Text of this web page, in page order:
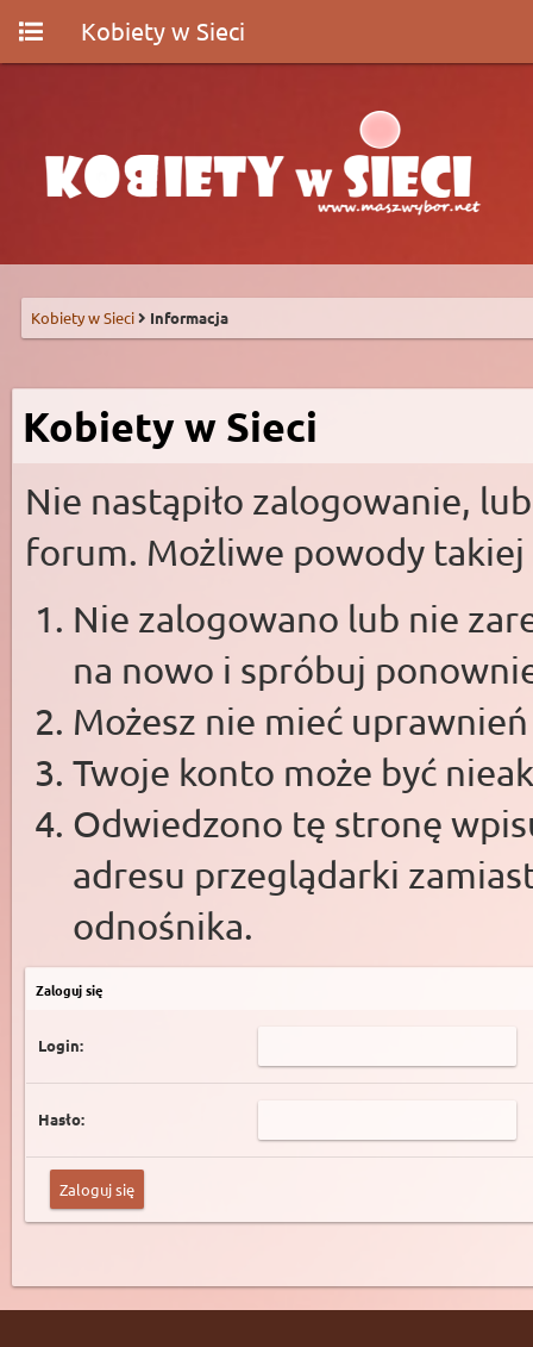
Kobiety w Sieci
Kobiety w Sieci Informacja
Kobiety w Sieci
Nie nastąpiło zalogowanie,
forum. Możliwe powody takiej
Nie zalogowano lub nie
na nowo i spróbuj
Możesz nie mieć
Twoje konto może być
Odwiedzono tę stronę
adresu przeglądarki
odnośnika.
Zaloguj się
Login:
Hasło: